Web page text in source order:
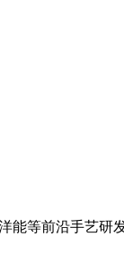
等前沿手艺研